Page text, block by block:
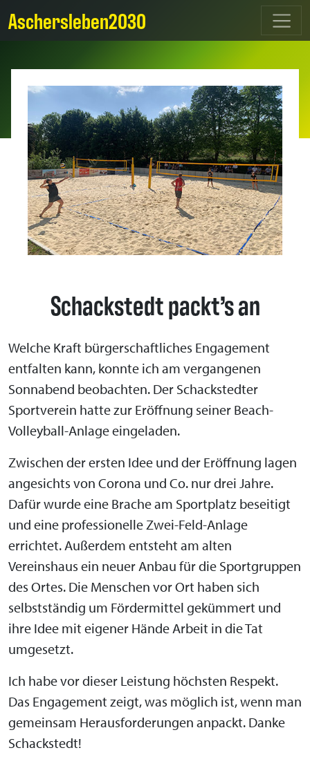
Aschersleben2030
Schackstedt packt’s an
Welche Kraft bürgerschaftliches Engagement
entfalten kann, konnte ich am vergangenen
Sonnabend beobachten. Der Schackstedter
Sportverein hatte zur Eröffnung seiner Beach-
Volleyball-Anlage eingeladen.
Zwischen der ersten Idee und der Eröffnung lagen
angesichts von Corona und Co. nur drei Jahre.
Dafür wurde eine Brache am Sportplatz beseitigt
und eine professionelle Zwei-Feld-Anlage
errichtet. Außerdem entsteht am alten
Vereinshaus ein neuer Anbau für die Sportgruppen
des Ortes. Die Menschen vor Ort haben sich
selbstständig um Fördermittel gekümmert und
ihre Idee mit eigener Hände Arbeit in die Tat
umgesetzt.
Ich habe vor dieser Leistung höchsten Respekt.
Das Engagement zeigt, was möglich ist, wenn man
gemeinsam Herausforderungen anpackt. Danke
Schackstedt!